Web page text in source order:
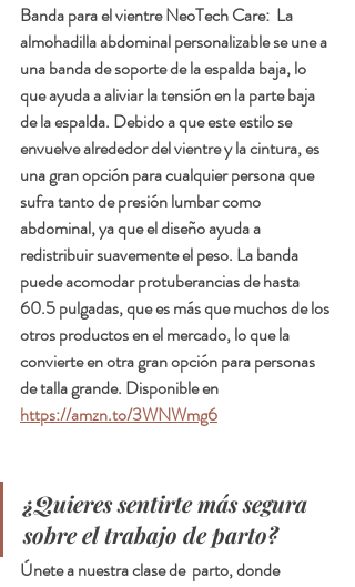
Banda para el vientre NeoTech Care: La
almohadilla abdominal personalizable se une a
una banda de soporte de la espalda baja, lo
que ayuda a aliviar la tensión en la parte baja
de la espalda. Debido a que este estilo se
envuelve alrededor del vientre y la cintura, es
una gran opción para cualquier persona que
sufra tanto de presión lumbar como
abdominal, ya que el diseño ayuda a
redistribuir suavemente el peso. La banda
puede acomodar protuberancias de hasta
60.5 pulgadas, que es más que muchos de los
otros productos en el mercado, lo que la
convierte en otra gran opción para personas
de talla grande. Disponible en
https://amzn.to/3WNWmg6
¿Quieres sentirte más segura
sobre el trabajo de parto?
Únete a nuestra clase de  parto, donde